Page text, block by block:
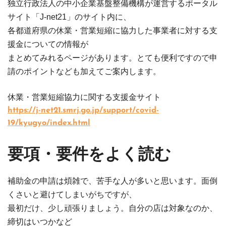
独立行政法人の中小企業基盤整備機構が運営するポータル
サイト「J-net21」のサイト内に、
各都道府県の休業・営業短縮に協力した事業者に対する支
援金についての情報が
まとめてみれるページがあります。とても便利ですので申
請のポイントなども加えてご案内します。
休業・営業短縮協力に関する支援金サイト
https://j-net21.smrj.go.jp/support/covid-
19/kyugyo/index.html
要項・要件をよく読む
補助金の申請は煩雑で、苦手な人が多いと思います。面倒
くさいと避けてしまいがちですが、
最初だけ、少し頑張りましょう。自分の店は対象なのか、
締切はいつかなど